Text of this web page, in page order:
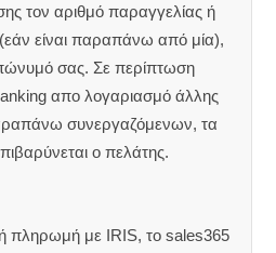
τον αριθμό παραγγελίας ή
είναι παραπάνω από μία),
σας. Σε περίπτωση
απο λογαριασμό άλλης
συνεργαζόμενων, τα
ο πελάτης.
πληρωμή με IRIS, το sales365